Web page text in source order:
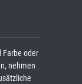
Farbe oder
nehmen